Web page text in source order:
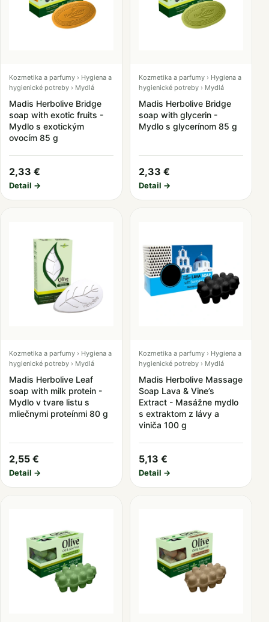
Kozmetika a parfumy › Hygiena a
hygienické potreby › Mydlá
Madis Herbolive Bridge
soap with exotic fruits -
Mydlo s exotickým
ovocím 85 g
2,33 €
Detail →
Kozmetika a parfumy › Hygiena a
hygienické potreby › Mydlá
Madis Herbolive Bridge
soap with glycerin -
Mydlo s glycerínom 85 g
2,33 €
Detail →
Kozmetika a parfumy › Hygiena a
hygienické potreby › Mydlá
Madis Herbolive Leaf
soap with milk protein -
Mydlo v tvare listu s
mliečnymi proteínmi 80 g
2,55 €
Detail →
Kozmetika a parfumy › Hygiena a
hygienické potreby › Mydlá
Madis Herbolive Massage
Soap Lava & Vine’s
Extract - Masážne mydlo
s extraktom z lávy a
viniča 100 g
5,13 €
Detail →